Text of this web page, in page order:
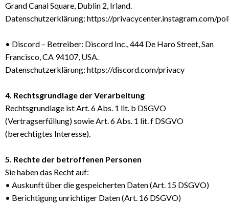
Grand Canal Square, Dublin 2, Irland.
Datenschutzerklärung: https://privacycenter.instagram.com/
• Discord – Betreiber: Discord Inc., 444 De Haro Street, San
Francisco, CA 94107, USA.
Datenschutzerklärung: https://discord.com/privacy
4. Rechtsgrundlage der Verarbeitung
Rechtsgrundlage ist Art. 6 Abs. 1 lit. b DSGVO
(Vertragserfüllung) sowie Art. 6 Abs. 1 lit. f DSGVO
(berechtigtes Interesse).
5. Rechte der betroffenen Personen
Sie haben das Recht auf:
• Auskunft über die gespeicherten Daten (Art. 15 DSGVO)
• Berichtigung unrichtiger Daten (Art. 16 DSGVO)